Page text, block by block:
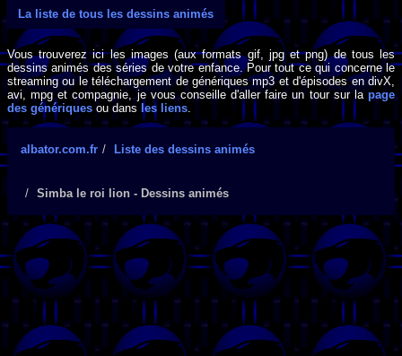
La liste de tous les dessins animés
Vous trouverez ici les images (aux formats gif, jpg et png) de tous les
dessins animés des séries de votre enfance. Pour tout ce qui concerne le
streaming ou le téléchargement de génériques mp3 et d'épisodes en divX,
avi, mpg et compagnie, je vous conseille d'aller faire un tour sur lapage
des génériques ou dans les liens.
albator.com.fr Liste des dessins animés
Simba le roi lion - Dessins animés